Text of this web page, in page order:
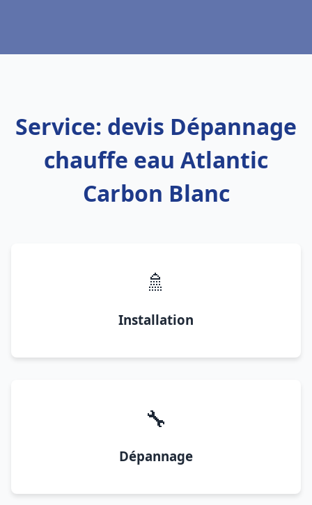
Service: devis Dépannage
chauffe eau Atlantic
Carbon Blanc
🚿
Installation
🔧
Dépannage